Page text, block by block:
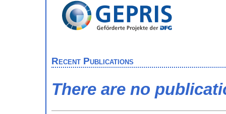
Recent Publications
There are no